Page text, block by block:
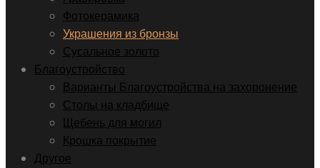
Фотокерамика
Украшения из бронзы
Сусальное золото
Благоустройство
Варианты Благоустройства на захоронение
Столы на кладбище
Щебень для могил
Крошка покрытие
Другое